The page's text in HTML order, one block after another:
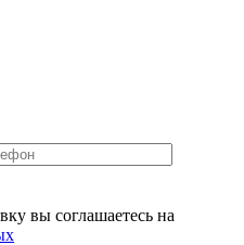
вы соглашаетесь на